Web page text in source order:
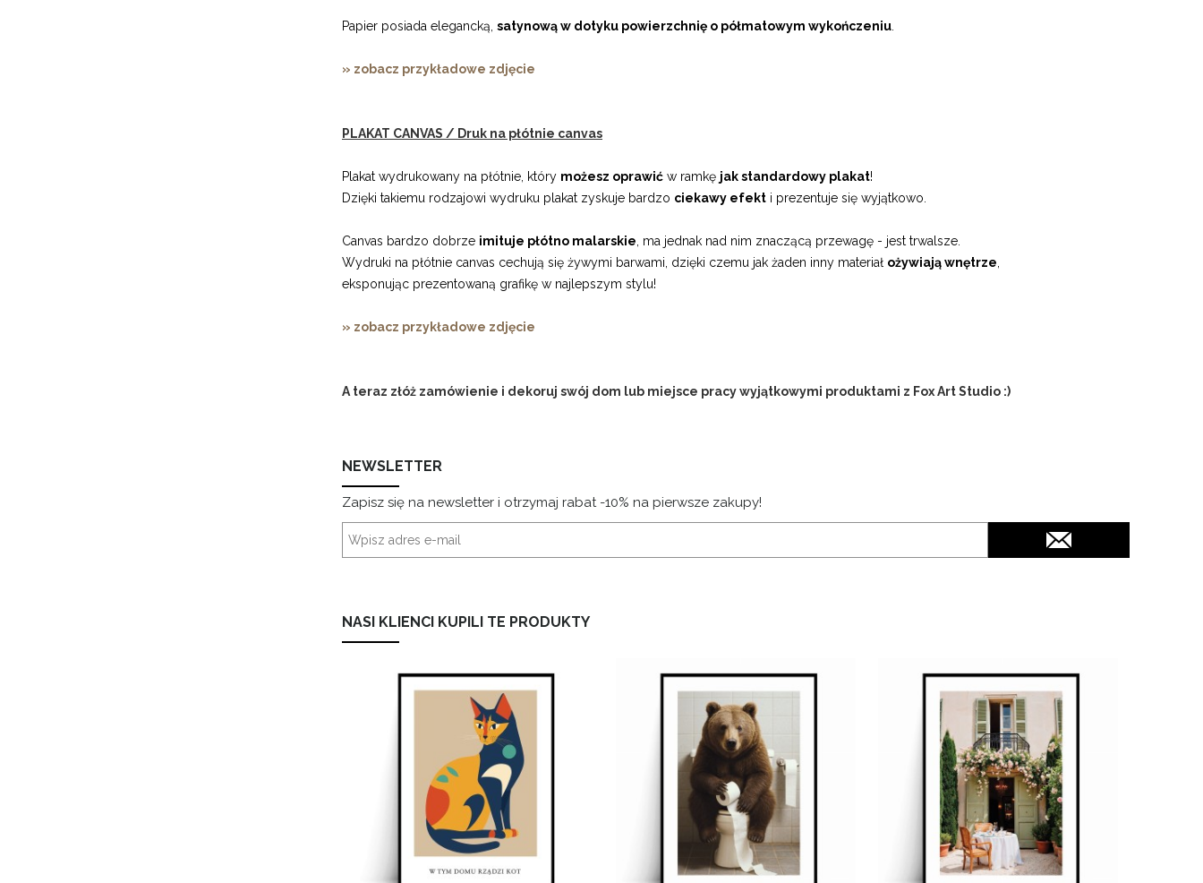
Papier posiada elegancką, satynową w dotyku powierzchnię o półmatowym wykończeniu.
» zobacz przykładowe zdjęcie
PLAKAT CANVAS / Druk na płótnie canvas
Plakat wydrukowany na płótnie, który możesz oprawić w ramkę jak standardowy plakat!
Dzięki takiemu rodzajowi wydruku plakat zyskuje bardzo ciekawy efekt i prezentuje się wyjątkowo.
Canvas bardzo dobrze imituje płótno malarskie, ma jednak nad nim znaczącą przewagę - jest trwalsze.
Wydruki na płótnie canvas cechują się żywymi barwami, dzięki czemu jak żaden inny materiał ożywiają wnętrze,
eksponując prezentowaną grafikę w najlepszym stylu!
» zobacz przykładowe zdjęcie
A teraz złóż zamówienie i dekoruj swój dom lub miejsce pracy wyjątkowymi produktami z Fox Art Studio :)
NEWSLETTER
Zapisz się na newsletter i otrzymaj rabat -10% na pierwsze zakupy!
NASI KLIENCI KUPILI TE PRODUKTY